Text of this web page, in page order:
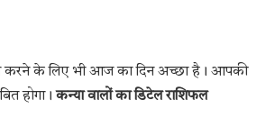
करने के लिए भी आज का दिन अच्छा है। आपकी
होगा।कन्या वालों का डिटेल राशिफल